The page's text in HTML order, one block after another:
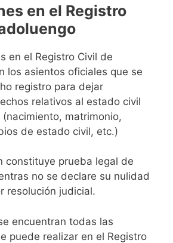
en el Registro
en el Registro Civil de
los asientos oficiales que se
registro para dejar
relativos al estado civil
matrimonio,
de estado civil, etc.)
constituye prueba legal de
no se declare su nulidad
resolución judicial.
encuentran todas las
puede realizar en el Registro